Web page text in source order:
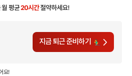
월 평균20시간절약하세요!
지금 퇴근 준비하기
요!